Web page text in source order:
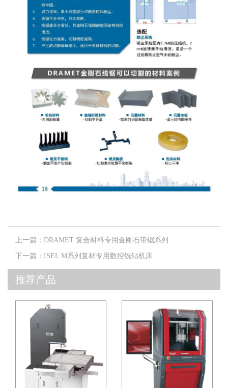
上一篇： DRAMET 复合材料专用金刚石带锯系列
下一篇： ISEL M系列复材专用数控铣钻机床
推荐产品